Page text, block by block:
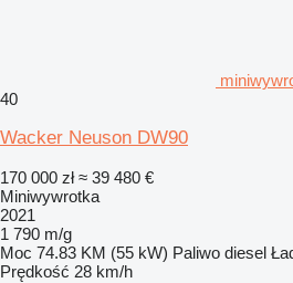
40
Wacker Neuson DW90
170 000 zł ≈ 39 480 €
Miniwywrotka
2021
1 790 m/g
Moc 74.83 KM (55 kW) Paliwo diesel
Prędkość 28 km/h